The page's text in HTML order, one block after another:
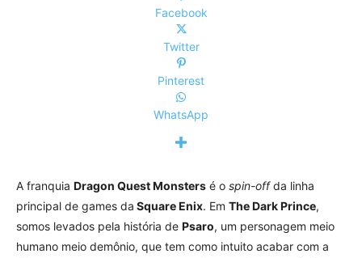
Facebook
Twitter
Pinterest
WhatsApp
A franquia Dragon Quest Monsters é o spin-offda linha
principal de games da Square Enix. Em The Dark Prince,
somos levados pela história de Psaro, um personagem meio
humano meio demônio, que tem como intuito acabar com a